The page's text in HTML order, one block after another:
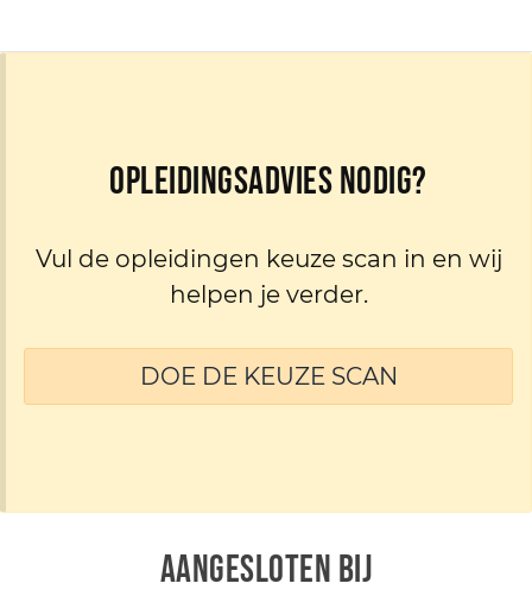
Opleidingsadvies nodig?
Vul de opleidingen keuze scan in en wij
helpen je verder.
DOE DE KEUZE SCAN
AANGESLOTEN BIJ